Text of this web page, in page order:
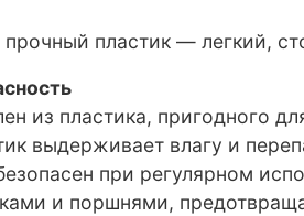
пластик — легкий,
из пластика, пригодного
выдерживает влагу и
при регулярном
и поршнями,